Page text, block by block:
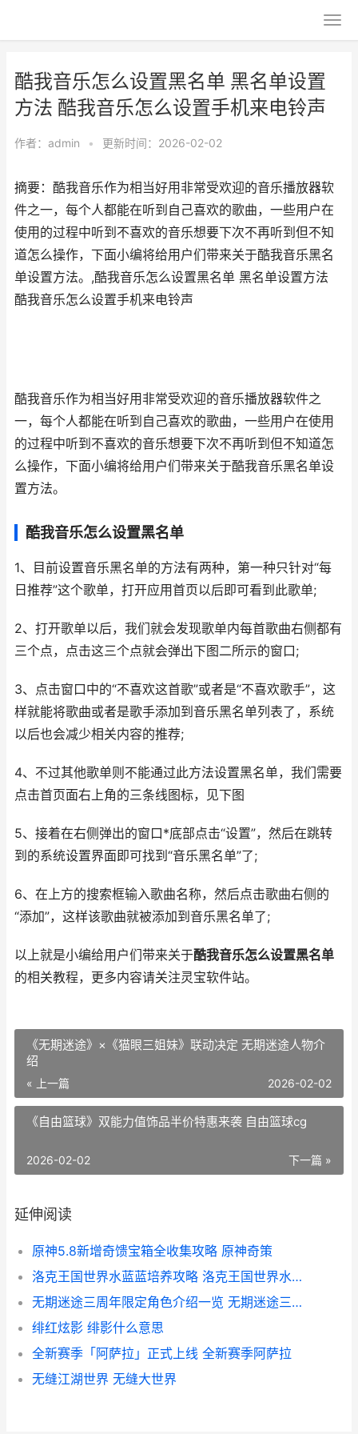
酷我音乐怎么设置黑名单 黑名单设置
方法 酷我音乐怎么设置手机来电铃声
作者： admin • 更新时间：2026-02-02
摘要：酷我音乐作为相当好用非常受欢迎的音乐播放器软
件之一，每个人都能在听到自己喜欢的歌曲，一些用户在
使用的过程中听到不喜欢的音乐想要下次不再听到但不知
道怎么操作，下面小编将给用户们带来关于酷我音乐黑名
单设置方法。,酷我音乐怎么设置黑名单 黑名单设置方法
酷我音乐怎么设置手机来电铃声
酷我音乐作为相当好用非常受欢迎的音乐播放器软件之
一，每个人都能在听到自己喜欢的歌曲，一些用户在使用
的过程中听到不喜欢的音乐想要下次不再听到但不知道怎
么操作，下面小编将给用户们带来关于酷我音乐黑名单设
置方法。
酷我音乐怎么设置黑名单
1、目前设置音乐黑名单的方法有两种，第一种只针对“每
日推荐”这个歌单，打开应用首页以后即可看到此歌单;
2、打开歌单以后，我们就会发现歌单内每首歌曲右侧都有
三个点，点击这三个点就会弹出下图二所示的窗口;
3、点击窗口中的“不喜欢这首歌”或者是“不喜欢歌手”，这
样就能将歌曲或者是歌手添加到音乐黑名单列表了，系统
以后也会减少相关内容的推荐;
4、不过其他歌单则不能通过此方法设置黑名单，我们需要
点击首页面右上角的三条线图标，见下图
5、接着在右侧弹出的窗口*底部点击“设置”，然后在跳转
到的系统设置界面即可找到“音乐黑名单”了;
6、在上方的搜索框输入歌曲名称，然后点击歌曲右侧的
“添加”，这样该歌曲就被添加到音乐黑名单了;
以上就是小编给用户们带来关于酷我音乐怎么设置黑名单
的相关教程，更多内容请关注灵宝软件站。
《无期迷途》×《猫眼三姐妹》联动决定 无期迷途人物介
绍
« 上一篇 2026-02-02
《自由篮球》双能力值饰品半价特惠来袭 自由篮球cg
下一篇 »
2026-02-02
延伸阅读
原神5.8新增奇馈宝箱全收集攻略 原神奇策
洛克王国世界水蓝蓝培养攻略 洛克王国世界水蓝蓝果实怎么获得
无期迷途三周年限定角色介绍一览 无期迷途三周年礼盒
绯红炫影 绯影什么意思
全新赛季「阿萨拉」正式上线 全新赛季阿萨拉
无缝江湖世界 无缝大世界